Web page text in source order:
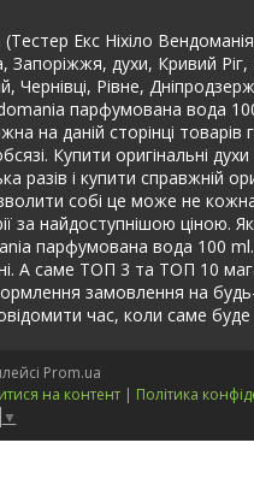
Екс Ніхіло
духи, Кривий
Рівне,
парфумована вода
на даній сторінці
Купити оригінальні
разів і купити
собі це може не
за найдоступнішою
парфумована вода 100
А саме ТОП 3 та ТОП 10
замовлення на
час, коли саме буде
Prom.ua
на контент | Політика
▼